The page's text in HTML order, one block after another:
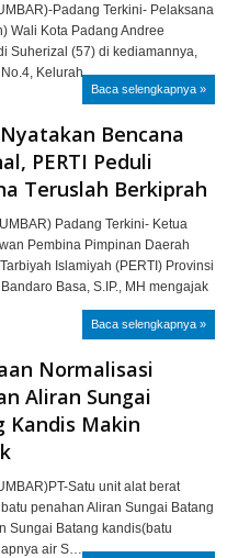
Padang Terkini- Pelaksana
Wali Kota Padang Andree
Suherizal (57) di kediamannya,
No.4, Kelurah…
Baca selengkapnya »
Bencana
PERTI Peduli
Teruslah Berkiprah
Padang Terkini- Ketua
Pembina Pimpinan Daerah
Islamiyah (PERTI) Provinsi
Basa, S.IP., MH mengajak
Baca selengkapnya »
Normalisasi
Aliran Sungai
Kandis Makin
Satu unit alat berat
penahan Aliran Sungai Batang
Sungai Batang kandis(batu
air S…